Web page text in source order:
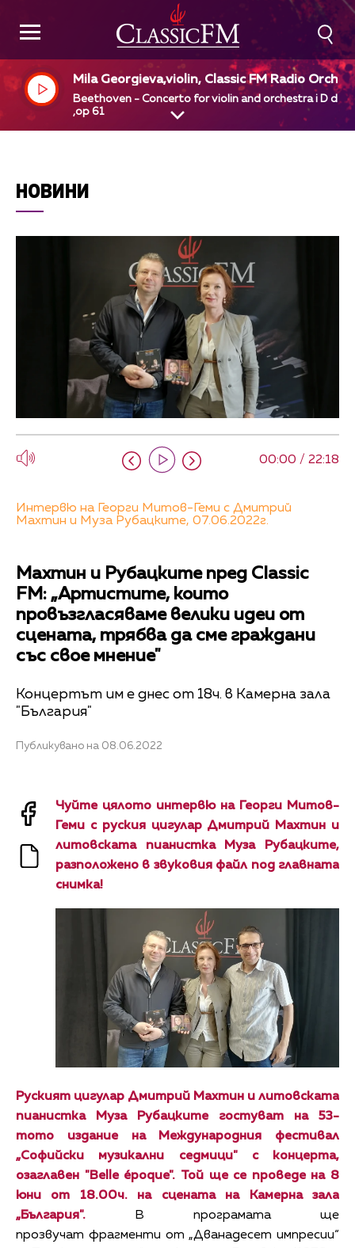
Mila Georgieva,violin, Classic FM Radio
a, Georgi Dimitrov, dir
Beethoven - Concerto for violin and orchestra i D dur
,op 61
НОВИНИ
00:00 / 22:18
Интервю на Георги Митов-Геми с Дмитрий
Махтин и Муза Рубацките, 07.06.2022г.
Махтин и Рубацките пред Classic
FM: „Артистите, които
провъзгласяваме велики идеи от
сцената, трябва да сме граждани
със свое мнение"
Концертът им е днес от 18ч. в Камерна зала
"България"
Публикувано на 08.06.2022
Чуйте цялото интервю на Георги Митов-
Геми с руския цигулар Дмитрий Махтин и
литовската пианистка Муза Рубацките,
разположено в звуковия файл под главната
снимка!
Руският цигулар Дмитрий Махтин и литовската
пианистка Муза Рубацките гостуват на 53-
тото издание на Международния фестивал
„Софийски музикални седмици" с концерта,
озаглавен "Belle époque". Той ще се проведе на 8
юни от 18.00ч. на сцената на Камерна зала
„България". В програмата ще
прозвучат фрагменти от „Дванадесет импресии“